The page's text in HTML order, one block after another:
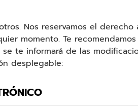
Nos reservamos el derecho
momento. Te recomendamos
te informará de las
desplegable: